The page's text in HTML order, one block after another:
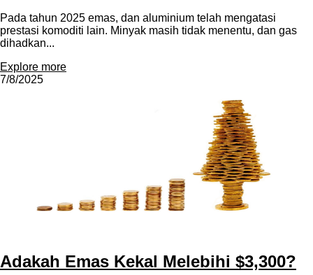
Pada tahun 2025 emas, dan aluminium telah mengatasi
prestasi komoditi lain. Minyak masih tidak menentu, dan gas
dihadkan...
Explore more
7/8/2025
Adakah Emas Kekal Melebihi $3,300?